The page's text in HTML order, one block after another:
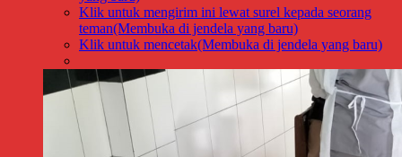
Klik untuk mengirim ini lewat surel kepada seorang
teman(Membuka di jendela yang baru)
Klik untuk mencetak(Membuka di jendela yang baru)